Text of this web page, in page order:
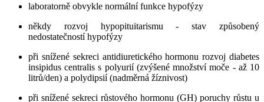
laboratorně obvykle normální funkce hypofýzy
někdy rozvoj hypopituitarismu - stav způsobený
nedostatečností hypofýzy
při snížené sekreci antidiuretického hormonu rozvoj diabetes
insipidus centralis s polyurií (zvýšené množství moče - až 10
litrů/den) a polydipsií (nadměrná žíznivost)
při snížené sekreci růstového hormonu (GH) poruchy růstu u